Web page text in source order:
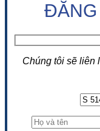
ĐĂNG
Chúng tôi sẽ liên